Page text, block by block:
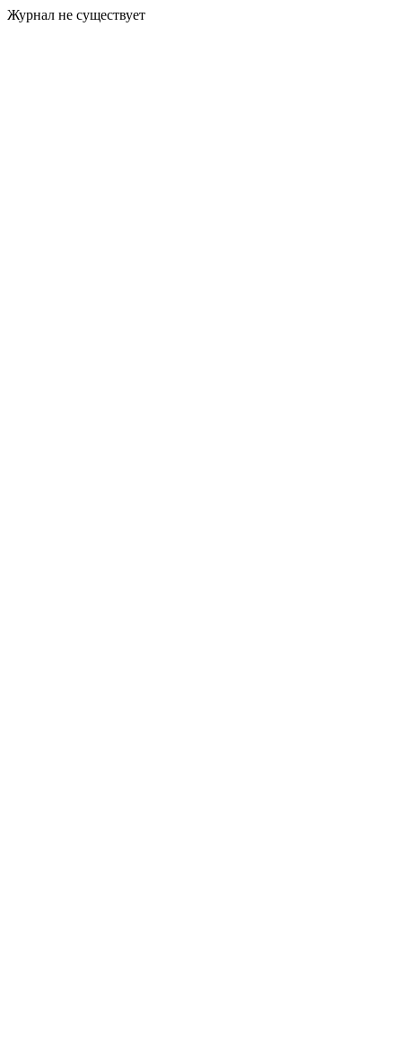
Журнал не существует